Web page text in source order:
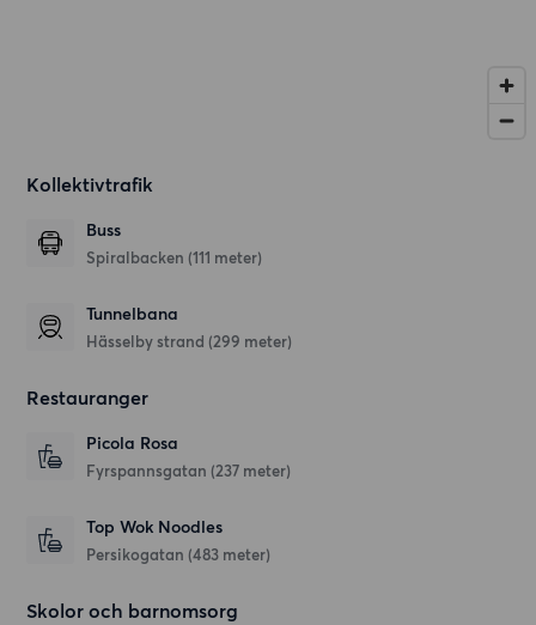
Kollektivtrafik
Buss
Spiralbacken (111 meter)
Tunnelbana
Hässelby strand (299 meter)
Restauranger
Picola Rosa
Fyrspannsgatan (237 meter)
Top Wok Noodles
Persikogatan (483 meter)
Skolor och barnomsorg